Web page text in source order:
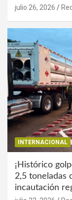
julio 26, 2026
INTERNACIONAL
¡Histórico
2,5 toneladas
incautación